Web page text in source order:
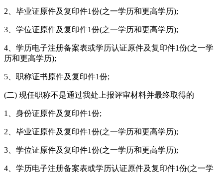
2、毕业证原件及复印件1份(之一学历和更高学历);
3、学位证原件及复印件1份(之一学历和更高学历);
4、学历电子注册备案表或学历认证原件及复印件1份(之一学
历和更高学历);
5、职称证书原件及复印件1份;
(二) 现任职称不是通过我处上报评审材料并最终取得的
1、身份证原件及复印件1份;
2、毕业证原件及复印件1份(之一学历和更高学历);
3、学位证原件及复印件1份(之一学历和更高学历);
4、学历电子注册备案表或学历认证原件及复印件1份(之一学